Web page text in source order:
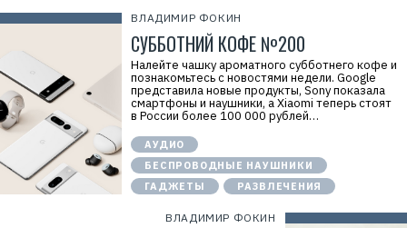
ВЛАДИМИР ФОКИН
СУББОТНИЙ КОФЕ №200
Налейте чашку ароматного субботнего кофе и
познакомьтесь с новостями недели. Google
представила новые продукты, Sony показала
смартфоны и наушники, а Xiaomi теперь стоят
в России более 100 000 рублей…
АУДИО
БЕСПРОВОДНЫЕ НАУШНИКИ
ГАДЖЕТЫ
РАЗВЛЕЧЕНИЯ
ВЛАДИМИР ФОКИН